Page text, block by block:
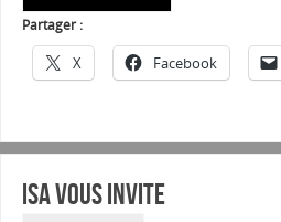
Partager :
X Facebook
Isa vous invite